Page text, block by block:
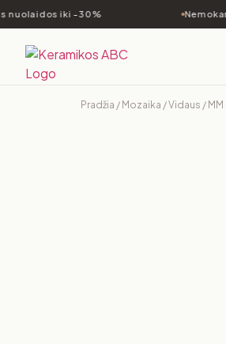
iki -30%
Pradžia / Mozaika /Vidaus /